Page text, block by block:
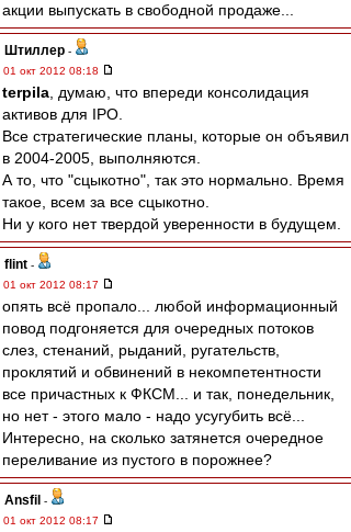
акции выпускать в свободной продаже...
Штиллер -
01 окт 2012 08:18
terpila , думаю, что впереди консолидация
активов для IPO.
Все стратегические планы, которые он объявил
в 2004-2005, выполняются.
А то, что "сцыкотно", так это нормально. Время
такое, всем за все сцыкотно.
Ни у кого нет твердой уверенности в будущем.
flint -
01 окт 2012 08:17
опять всё пропало... любой информационный
повод подгоняется для очередных потоков
слез, стенаний, рыданий, ругательств,
проклятий и обвинений в некомпетентности
все причастных к ФКСМ... и так, понедельник,
но нет - этого мало - надо усугубить всё...
Интересно, на сколько затянется очередное
переливание из пустого в порожнее?
Ansfil -
01 окт 2012 08:17